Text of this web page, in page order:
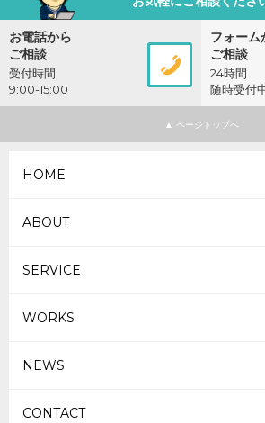
お電話から
ご相談
受付時間
9:00-15:00
080-
3749-
フォーム
ご相談
24時間
随時受付
▲
HOME
ABOUT
SERVICE
WORKS
NEWS
CONTACT